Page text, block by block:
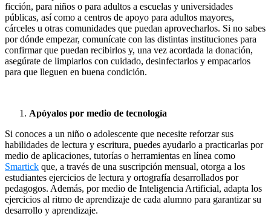
ficción, para niños o para adultos a escuelas y universidades
públicas, así como a centros de apoyo para adultos mayores,
cárceles u otras comunidades que puedan aprovecharlos. Si no sabes
por dónde empezar, comunícate con las distintas instituciones para
confirmar que puedan recibirlos y, una vez acordada la donación,
asegúrate de limpiarlos con cuidado, desinfectarlos y empacarlos
para que lleguen en buena condición.
Apóyalos por medio de tecnología
Si conoces a un niño o adolescente que necesite reforzar sus
habilidades de lectura y escritura, puedes ayudarlo a practicarlas por
medio de aplicaciones, tutorías o herramientas en línea como
Smartick que, a través de una suscripción mensual, otorga a los
estudiantes ejercicios de lectura y ortografía desarrollados por
pedagogos. Además, por medio de Inteligencia Artificial, adapta los
ejercicios al ritmo de aprendizaje de cada alumno para garantizar su
desarrollo y aprendizaje.